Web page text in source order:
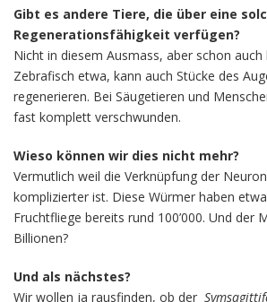
Gibt es andere Tiere, die über eine
Regenerationsfähigkeit verfügen?
Nicht in diesem Ausmass, aber schon
Zebrafisch etwa, kann auch Stücke des
regenerieren. Bei Säugetieren und
fast komplett verschwunden.
Wieso können wir dies nicht mehr?
Vermutlich weil die Verknüpfung der
komplizierter ist. Diese Würmer haben
Fruchtfliege bereits rund 100’000. Und der
Billionen?
Und als nächstes?
Wir wollen ja rausfinden, ob der